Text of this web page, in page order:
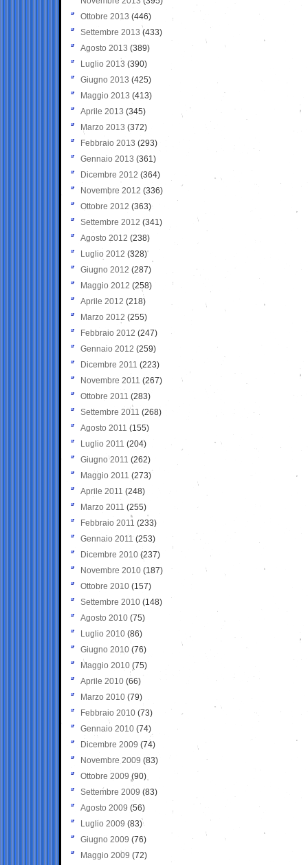
Ottobre 2013 (446)
Settembre 2013 (433)
Agosto 2013 (389)
Luglio 2013 (390)
Giugno 2013 (425)
Maggio 2013 (413)
Aprile 2013 (345)
Marzo 2013 (372)
Febbraio 2013 (293)
Gennaio 2013 (361)
Dicembre 2012 (364)
Novembre 2012 (336)
Ottobre 2012 (363)
Settembre 2012 (341)
Agosto 2012 (238)
Luglio 2012 (328)
Giugno 2012 (287)
Maggio 2012 (258)
Aprile 2012 (218)
Marzo 2012 (255)
Febbraio 2012 (247)
Gennaio 2012 (259)
Dicembre 2011 (223)
Novembre 2011 (267)
Ottobre 2011 (283)
Settembre 2011 (268)
Agosto 2011 (155)
Luglio 2011 (204)
Giugno 2011 (262)
Maggio 2011 (273)
Aprile 2011 (248)
Marzo 2011 (255)
Febbraio 2011 (233)
Gennaio 2011 (253)
Dicembre 2010 (237)
Novembre 2010 (187)
Ottobre 2010 (157)
Settembre 2010 (148)
Agosto 2010 (75)
Luglio 2010 (86)
Giugno 2010 (76)
Maggio 2010 (75)
Aprile 2010 (66)
Marzo 2010 (79)
Febbraio 2010 (73)
Gennaio 2010 (74)
Dicembre 2009 (74)
Novembre 2009 (83)
Ottobre 2009 (90)
Settembre 2009 (83)
Agosto 2009 (56)
Luglio 2009 (83)
Giugno 2009 (76)
Maggio 2009 (72)